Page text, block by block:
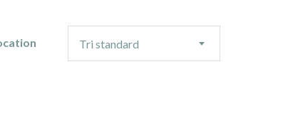
tri
Tri standard